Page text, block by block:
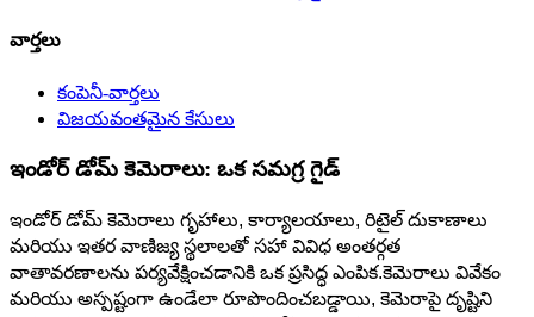
వార్తలు
కంపెనీ-వార్తలు
విజయవంతమైన కేసులు
ఇండోర్ డోమ్ కెమెరాలు: ఒక సమగ్ర గైడ్
ఇండోర్ డోమ్ కెమెరాలు గృహాలు, కార్యాలయాలు, రిటైల్ దుకాణాలు
మరియు ఇతర వాణిజ్య స్థలాలతో సహా వివిధ అంతర్గత
వాతావరణాలను పర్యవేక్షించడానికి ఒక ప్రసిద్ధ ఎంపిక.కెమెరాలు వివేకం
మరియు అస్పష్టంగా ఉండేలా రూపొందించబడ్డాయి, కెమెరాపై దృష్టిని